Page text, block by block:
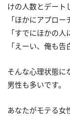
けの人数とデート
「ほかにアプロー
「すでにほかの
「えーい、俺も告
そんな心理状態に
男性も多いです。
あなたがモテる女